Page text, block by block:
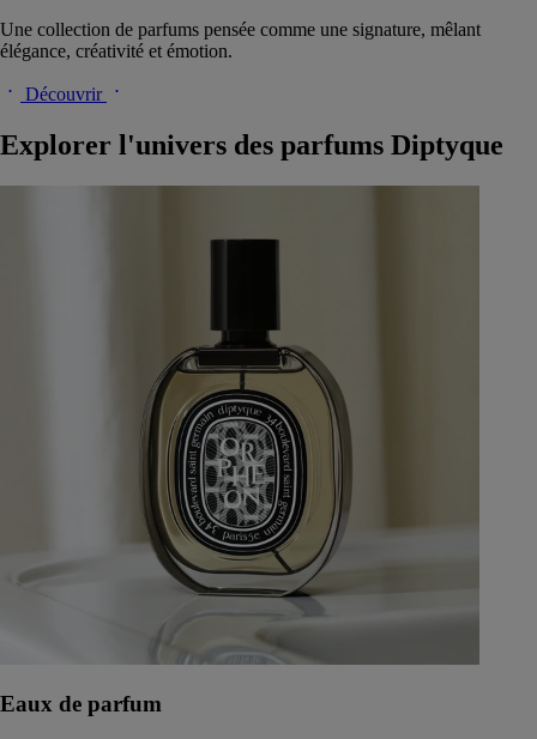
Une collection de parfums pensée comme une signature, mêlant
élégance, créativité et émotion.
Découvrir
Explorer l'univers des parfums Diptyque
Eaux de parfum